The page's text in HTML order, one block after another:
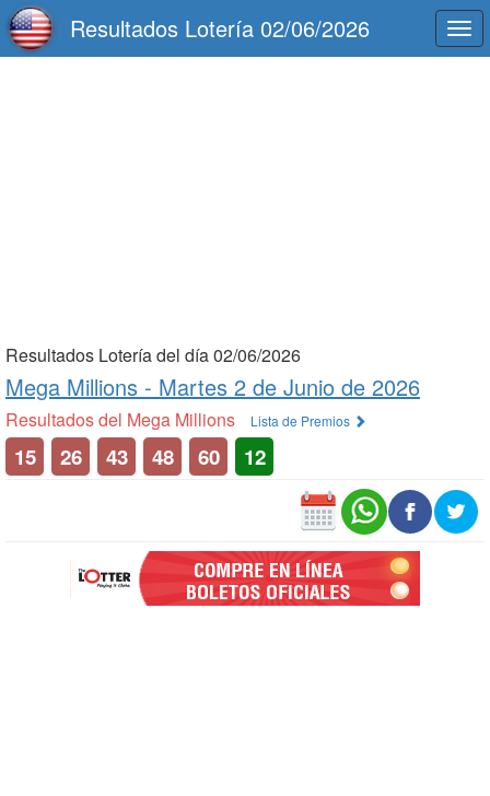
Resultados Lotería 02/06/2026
Resultados Lotería del día 02/06/2026
Mega Millions - Martes 2 de Junio de 2026
Resultados del Mega Millions Lista de Premios
15 26 43 48 60 12